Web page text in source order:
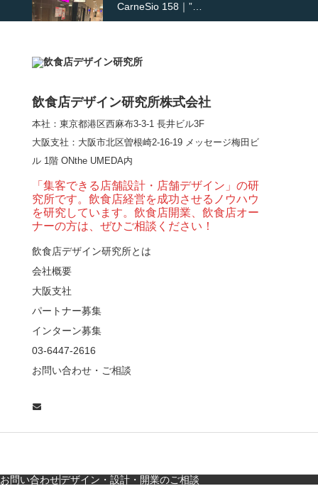
CarneSio 158｜”…
【熊の鳥焼き】囲炉裏
とライブ感を両立した
和モダン串揚げ店。
「…
【Queux Norme（クゥ
ノルム）】女子会にお
薦めな&…
な店舗デザイン
料理・個室の距離感か
飲食店デザイン研究所株式会社
本社：東京都港区西麻布3-3-1 長井ビル3F
大阪支社 ：大阪市北区曽根崎2-16-19 メッセージ梅田ビ
ル 1階 ONthe UMEDA内
「集客できる店舗設計・店舗デザイン」の研
究所です。飲食店経営を成功させるノウハウ
を研究しています。飲食店開業、飲食店オー
ナーの方は、ぜひご相談ください！
飲食店デザイン研究所とは
会社概要
大阪支社
パートナー募集
インターン募集
03-6447-2616
お問い合わせ・ご相談
お問い合わせデザイン・設計・開業のご相談